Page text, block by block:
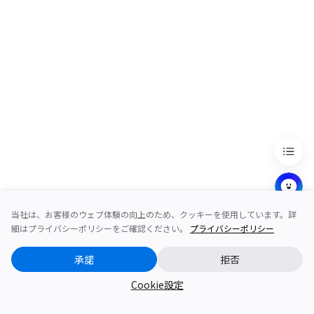
当社は、お客様のウェブ体験の向上のため、クッキーを使用しています。詳
細はプライバシーポリシーをご確認ください。 プライバシーポリシー
Cookie設定
承諾 拒否